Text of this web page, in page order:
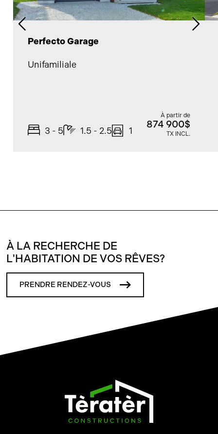
Perfecto Garage
Unifamiliale
3 - 5 1.5 - 2.5 1
À partir de
874 900$
TX INCL.
À LA RECHERCHE DE
L'HABITATION DE VOS RÊVES?
PRENDRE RENDEZ-VOUS